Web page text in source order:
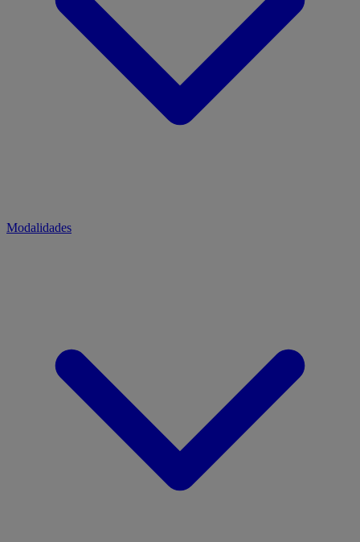
Modalidades